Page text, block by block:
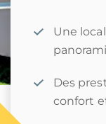
Une
Des
confort